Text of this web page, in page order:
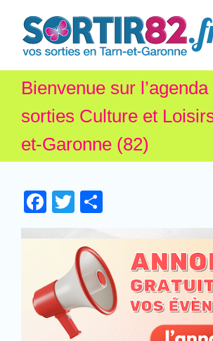
Bienvenue sur l’agenda
sorties Culture et
et-Garonne (82)
Facebook
Twitter